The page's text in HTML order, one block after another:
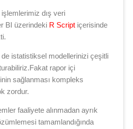
dış veri
BI üzerindeki R Script içerisinde
istatistiksel modellerinizi çeşitli
rapor içi
sağlanması kompleks
zordur.
faaliyete alınmadan ayrık
tamamlandığında